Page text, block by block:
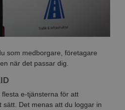
som medborgare, företagare
när det passar dig.
e-tjänsterna för att
sätt. Det menas att du loggar in